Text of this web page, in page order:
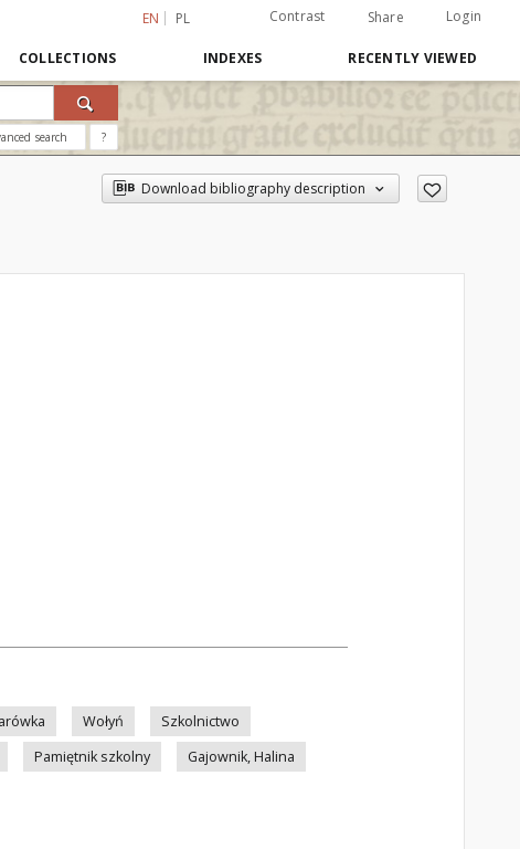
EN PL Contrast Share Login
COLLECTIONS INDEXES RECENTLY VIEWED
search ?
Download bibliography description
Wołyń
Szkolnictwo
Pamiętnik szkolny
Gajownik, Halina